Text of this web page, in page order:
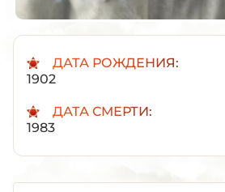
ДАТА РОЖДЕНИЯ:
1902
ДАТА СМЕРТИ:
1983